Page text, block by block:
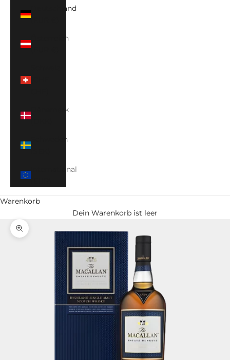
Deutschland
Österreich
Dänemark
Schweden
International
Warenkorb
Dein Warenkorb ist leer
Bild vergrößern